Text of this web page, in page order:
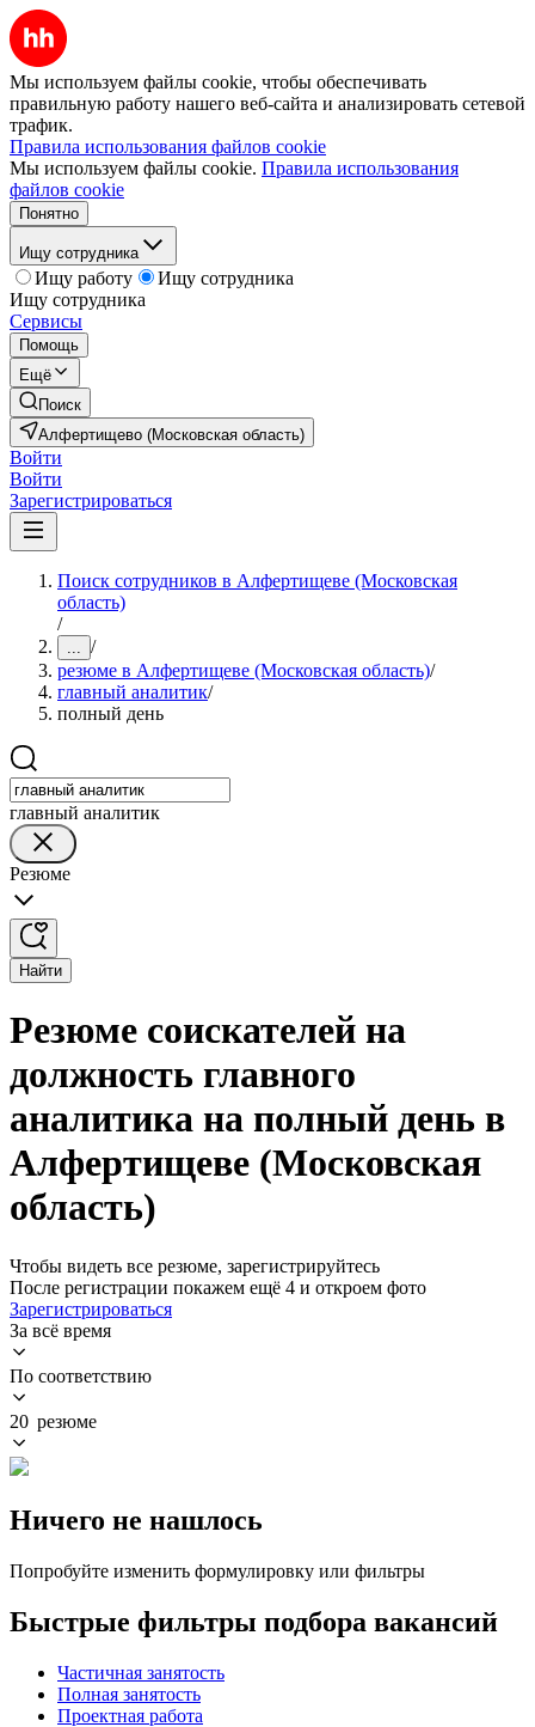
Мы используем файлы cookie, чтобы обеспечивать
правильную работу нашего веб-сайта и анализировать сетевой
трафик.
Правила использования файлов cookie
Мы используем файлы cookie. Правила использования
файлов cookie
Понятно
Ищу сотрудника
Ищу работу
Ищу сотрудника
Ищу сотрудника
Сервисы
Помощь
Ещё
Поиск
Алфертищево (Московская область)
Войти
Войти
Зарегистрироваться
Поиск сотрудников в Алфертищеве (Московская
область)
/
... /
резюме в Алфертищеве (Московская область)/
главный аналитик/
полный день
главный аналитик
Резюме
Найти
Резюме соискателей на
должность главного
аналитика на полный день в
Алфертищеве (Московская
область)
Чтобы видеть все резюме, зарегистрируйтесь
После регистрации покажем ещё 4 и откроем фото
Зарегистрироваться
За всё время
По соответствию
20 резюме
Ничего не нашлось
Попробуйте изменить формулировку или фильтры
Быстрые фильтры подбора вакансий
Частичная занятость
Полная занятость
Проектная работа